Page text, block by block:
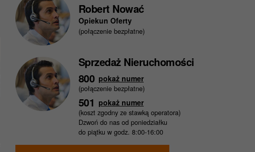
Robert Nować
Opiekun Oferty
(połączenie bezpłatne)
Sprzedaż Nieruchomości
800 pokaż numer
(połączenie bezpłatne)
501 pokaż numer
(koszt zgodny ze stawką operatora)
Dzwoń do nas od poniedziałku
do piątku w godz. 8:00-16:00